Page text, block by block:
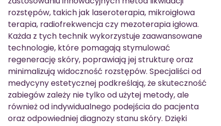
rozstępów, takich jak laseroterapia, mikroigłowa
terapia, radiofrekwencja czy mezoterapia igłowa.
Każda z tych technik wykorzystuje zaawansowane
technologie, które pomagają stymulować
regenerację skóry, poprawiają jej strukturę oraz
minimalizują widoczność rozstępów. Specjaliści od
medycyny estetycznej podkreślają, że skuteczność
zabiegów zależy nie tylko od użytej metody, ale
również od indywidualnego podejścia do pacjenta
oraz odpowiedniej diagnozy stanu skóry. Dzięki